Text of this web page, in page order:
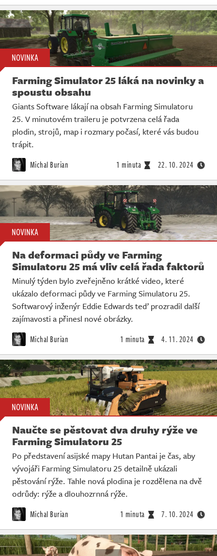
NOVINKA
Farming Simulator 25 láká na novinky a
spoustu obsahu
Giants Software lákají na obsah Farming Simulatoru
25. V minutovém traileru je potvrzena celá řada
plodin, strojů, map i rozmary počasí, které vás budou
trápit.
Michal Burian 1 minuta 22. 10. 2024
NOVINKA
Na deformaci půdy ve Farming
Simulatoru 25 má vliv celá řada faktorů
Minulý týden bylo zveřejněno krátké video, které
ukázalo deformaci půdy ve Farming Simulatoru 25.
Softwarový inženýr Eddie Edwards teď prozradil další
zajímavosti a přinesl nové obrázky.
Michal Burian 1 minuta 4. 11. 2024
NOVINKA
Naučte se pěstovat dva druhy rýže ve
Farming Simulatoru 25
Po představení asijské mapy Hutan Pantai je čas, aby
vývojáři Farming Simulatoru 25 detailně ukázali
pěstování rýže. Tahle nová plodina je rozdělena na dvě
odrůdy: rýže a dlouhozrnná rýže.
Michal Burian 1 minuta 7. 10. 2024